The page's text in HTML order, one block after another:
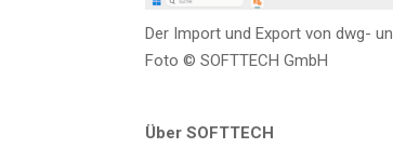
Der Import und Export von dwg-
Foto © SOFTTECH GmbH
Über SOFTTECH